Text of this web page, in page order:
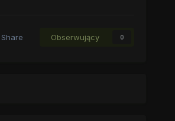
Share Obserwujący 0